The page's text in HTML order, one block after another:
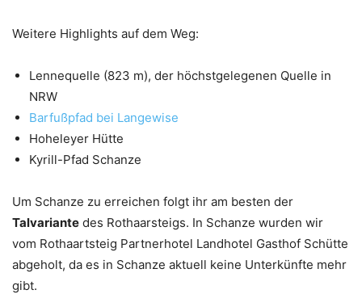
Weitere Highlights auf dem Weg:
Lennequelle (823 m), der höchstgelegenen Quelle in
NRW
Barfußpfad bei Langewise
Hoheleyer Hütte
Kyrill-Pfad Schanze
Um Schanze zu erreichen folgt ihr am besten der
Talvariante des Rothaarsteigs. In Schanze wurden wir
vom Rothaartsteig Partnerhotel Landhotel Gasthof Schütte
abgeholt, da es in Schanze aktuell keine Unterkünfte mehr
gibt.